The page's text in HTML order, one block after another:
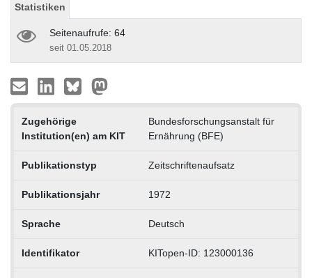
Statistiken
Seitenaufrufe: 64
seit 01.05.2018
Zugehörige
Institution(en) am KIT
Bundesforschungsanstalt für
Ernährung (BFE)
Publikationstyp Zeitschriftenaufsatz
Publikationsjahr 1972
Sprache Deutsch
Identifikator KITopen-ID: 123000136